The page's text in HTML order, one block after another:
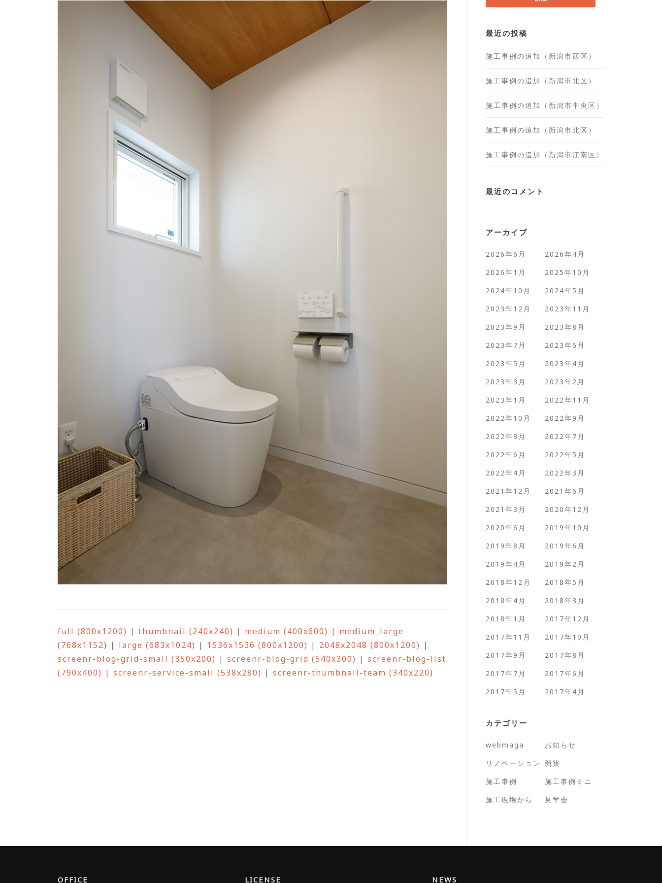
full (800x1200) | thumbnail (240x240) | medium (400x600) | medium_large
(768x1152) | large (683x1024) | 1536x1536 (800x1200) | 2048x2048 (800x1200) |
screenr-blog-grid-small (350x200) | screenr-blog-grid (540x300) | screenr-blog-list
(790x400) | screenr-service-small (538x280) | screenr-thumbnail-team (340x220)
最近の投稿
施工事例の追加（新潟市西区）
施工事例の追加（新潟市北区）
施工事例の追加（新潟市中央区）
施工事例の追加（新潟市北区）
施工事例の追加（新潟市江南区）
最近のコメント
アーカイブ
2026年6月
2026年4月
2026年1月
2025年10月
2024年10月
2024年5月
2023年12月
2023年11月
2023年9月
2023年8月
2023年7月
2023年6月
2023年5月
2023年4月
2023年3月
2023年2月
2023年1月
2022年11月
2022年10月
2022年9月
2022年8月
2022年7月
2022年6月
2022年5月
2022年4月
2022年3月
2021年12月
2021年6月
2021年3月
2020年12月
2020年6月
2019年10月
2019年8月
2019年6月
2019年4月
2019年2月
2018年12月
2018年5月
2018年4月
2018年3月
2018年1月
2017年12月
2017年11月
2017年10月
2017年9月
2017年8月
2017年7月
2017年6月
2017年5月
2017年4月
カテゴリー
webmaga
お知らせ
リノベーション
新築
施工事例
施工事例ミニ
施工現場から
見学会
OFFICE LICENSE NEWS